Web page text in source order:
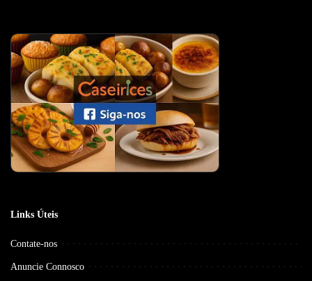
Links Úteis
Contate-nos
Anuncie Connosco